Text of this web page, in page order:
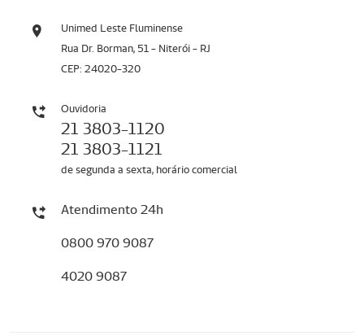
Unimed Leste Fluminense
Rua Dr. Borman, 51 - Niterói - RJ
CEP: 24020-320
Ouvidoria
21 3803-1120
21 3803-1121
de segunda a sexta, horário comercial
Atendimento 24h
0800 970 9087
4020 9087